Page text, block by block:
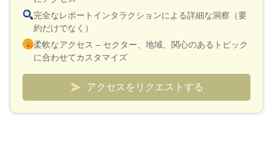
完全なレポートインタラクションによる詳細な洞察（要
約だけでなく）
柔軟なアクセス – セクター、地域、関心のあるトピック
に合わせてカスタマイズ
スマートな価格設定モデル – レポート 1 件あたり 10 ド
ルという低価格
検証と迅速な説明のためにアナリスト接続が含まれてい
ます
アクセスをリクエストする